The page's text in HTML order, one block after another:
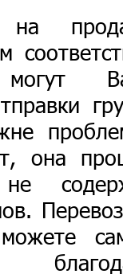
на
она